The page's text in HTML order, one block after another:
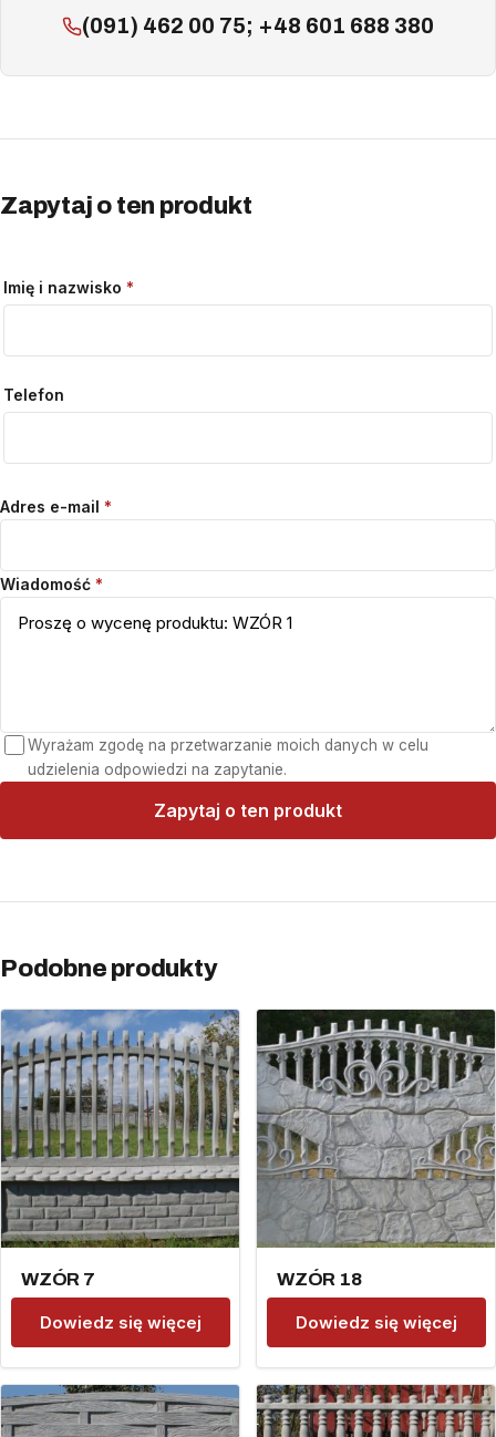
(091) 462 00 75; +48 601 688 380
Zapytaj o ten produkt
Imię i nazwisko *
Telefon
Adres e-mail *
Wiadomość *
Wyrażam zgodę na przetwarzanie moich danych w celu
udzielenia odpowiedzi na zapytanie.
Zapytaj o ten produkt
Podobne produkty
WZÓR 7
Dowiedz się więcej
WZÓR 18
Dowiedz się więcej